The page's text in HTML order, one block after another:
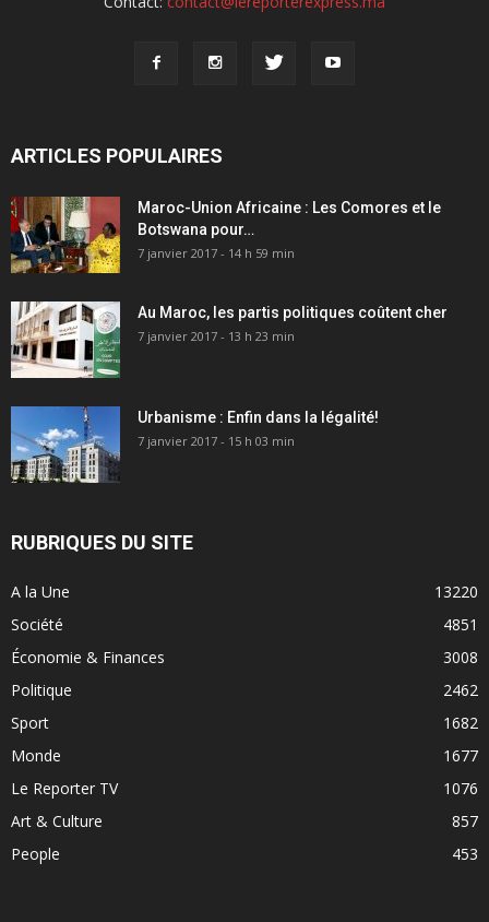
ARTICLES POPULAIRES
Maroc-Union Africaine : Les Comores et le
Botswana pour…
7 janvier 2017 - 14 h 59 min
Au Maroc, les partis politiques coûtent cher
7 janvier 2017 - 13 h 23 min
Urbanisme : Enfin dans la légalité!
7 janvier 2017 - 15 h 03 min
RUBRIQUES DU SITE
A la Une
13220
Société
4851
Économie & Finances
3008
Politique
2462
Sport
1682
Monde
1677
Le Reporter TV
1076
Art & Culture
857
People
453